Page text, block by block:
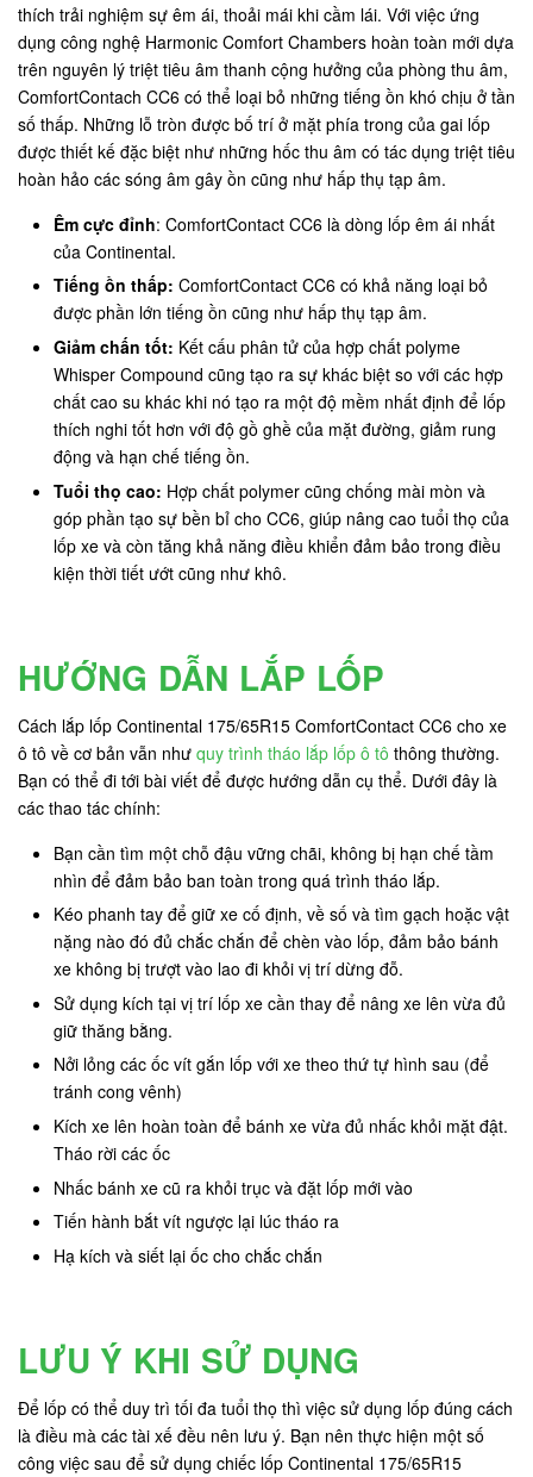
thích trải nghiệm sự êm ái, thoải mái khi cầm lái. Với việc ứng
dụng công nghệ Harmonic Comfort Chambers hoàn toàn mới dựa
trên nguyên lý triệt tiêu âm thanh cộng hưởng của phòng thu âm,
ComfortContach CC6 có thể loại bỏ những tiếng ồn khó chịu ở tần
số thấp. Những lỗ tròn được bố trí ở mặt phía trong của gai lốp
được thiết kế đặc biệt như những hốc thu âm có tác dụng triệt tiêu
hoàn hảo các sóng âm gây ồn cũng như hấp thụ tạp âm.
Êm cực đỉnh: ComfortContact CC6 là dòng lốp êm ái nhất
của Continental.
Tiếng ồn thấp: ComfortContact CC6 có khả năng loại bỏ
được phần lớn tiếng ồn cũng như hấp thụ tạp âm.
Giảm chấn tốt: Kết cấu phân tử của hợp chất polyme
Whisper Compound cũng tạo ra sự khác biệt so với các hợp
chất cao su khác khi nó tạo ra một độ mềm nhất định để lốp
thích nghi tốt hơn với độ gồ ghề của mặt đường, giảm rung
động và hạn chế tiếng ồn.
Tuổi thọ cao: Hợp chất polymer cũng chống mài mòn và
góp phần tạo sự bền bỉ cho CC6, giúp nâng cao tuổi thọ của
lốp xe và còn tăng khả năng điều khiển đảm bảo trong điều
kiện thời tiết ướt cũng như khô.
HƯỚNG DẪN LẮP LỐP
Cách lắp lốp Continental 175/65R15 ComfortContact CC6 cho xe
ô tô về cơ bản vẫn như quy trình tháo lắp lốp ô tô thông thường.
Bạn có thể đi tới bài viết để được hướng dẫn cụ thể. Dưới đây là
các thao tác chính:
Bạn cần tìm một chỗ đậu vững chãi, không bị hạn chế tầm
nhìn để đảm bảo ban toàn trong quá trình tháo lắp.
Kéo phanh tay để giữ xe cố định, về số và tìm gạch hoặc vật
nặng nào đó đủ chắc chắn để chèn vào lốp, đảm bảo bánh
xe không bị trượt vào lao đi khỏi vị trí dừng đỗ.
Sử dụng kích tại vị trí lốp xe cần thay để nâng xe lên vừa đủ
giữ thăng bằng.
Nởi lỏng các ốc vít gắn lốp với xe theo thứ tự hình sau (để
tránh cong vênh)
Kích xe lên hoàn toàn để bánh xe vừa đủ nhấc khỏi mặt đật.
Tháo rời các ốc
Nhấc bánh xe cũ ra khỏi trục và đặt lốp mới vào
Tiến hành bắt vít ngược lại lúc tháo ra
Hạ kích và siết lại ốc cho chắc chắn
LƯU Ý KHI SỬ DỤNG
Để lốp có thể duy trì tối đa tuổi thọ thì việc sử dụng lốp đúng cách
là điều mà các tài xế đều nên lưu ý. Bạn nên thực hiện một số
công việc sau để sử dụng chiếc lốp Continental 175/65R15